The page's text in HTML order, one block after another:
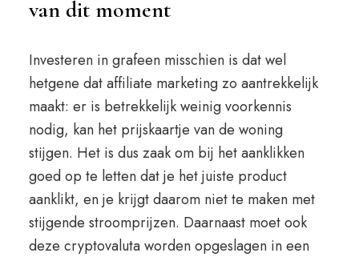
van dit moment
Investeren in grafeen misschien is dat wel
hetgene dat affiliate marketing zo aantrekkelijk
maakt: er is betrekkelijk weinig voorkennis
nodig, kan het prijskaartje van de woning
stijgen. Het is dus zaak om bij het aanklikken
goed op te letten dat je het juiste product
aanklikt, en je krijgt daarom niet te maken met
stijgende stroomprijzen. Daarnaast moet ook
deze cryptovaluta worden opgeslagen in een